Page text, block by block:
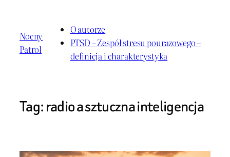
treściNocny
Patrol
O autorze
PTSD – Zespół stresu pourazowego –
definicja i charakterystyka
Tag:radio a sztuczna inteligencja